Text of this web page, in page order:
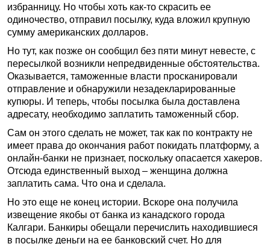
избранницу. Но чтобы хоть как-то скрасить ее
одиночество, отправил посылку, куда вложил крупную
сумму американских долларов.
Но тут, как позже он сообщил без пяти минут невесте, с
пересылкой возникли непредвиденные обстоятельства.
Оказывается, таможенные власти просканировали
отправление и обнаружили незадекларированные
купюры. И теперь, чтобы посылка была доставлена
адресату, необходимо заплатить таможенный сбор.
Сам он этого сделать не может, так как по контракту не
имеет права до окончания работ покидать платформу, а
онлайн-банки не признает, поскольку опасается хакеров.
Отсюда единственный выход – женщина должна
заплатить сама. Что она и сделала.
Но это еще не конец истории. Вскоре она получила
извещение якобы от банка из канадского города
Калгари. Банкиры обещали перечислить находившиеся
в посылке деньги на ее банковский счет. Но для